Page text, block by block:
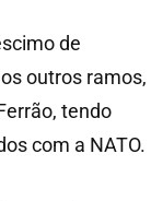
de
outros ramos,
tendo
com a NATO.